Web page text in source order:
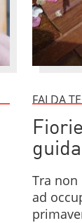
FAI DA TE
Tra
ad